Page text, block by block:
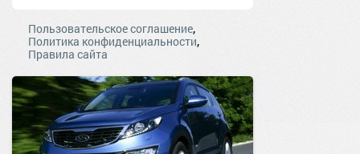
Пользовательское соглашение,
Политика конфиденциальности,
Правила сайта